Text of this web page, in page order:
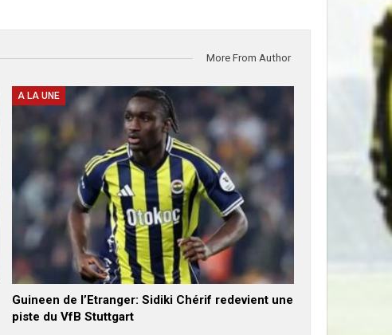
More From Author
A LA UNE
Guineen de l’Etranger: Sidiki Chérif redevient une
piste du VfB Stuttgart